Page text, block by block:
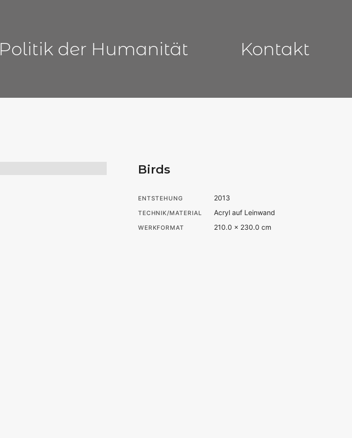
Politik der Humanität Kontakt
Birds
ENTSTEHUNG 2013
TECHNIK/MATERIAL Acryl auf Leinwand
WERKFORMAT 210.0 × 230.0 cm